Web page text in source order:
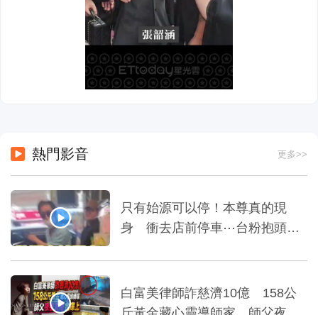
熱門影音 更多>>
只有始源可以停！本尊真的現
身 衝去店前停車⋯台粉抱頭嚇
白富美律師詐慈濟10億 158公